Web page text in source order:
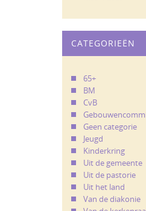
CATEGORIEËN
65+
BM
CvB
Geen categorie
Jeugd
Kinderkring
Uit de gemeente
Uit de pastorie
Uit het land
Van de diakonie